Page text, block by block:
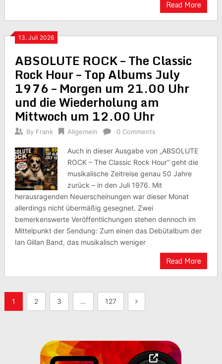
Read More
13. Juli 2026
ABSOLUTE ROCK – The Classic
Rock Hour – Top Albums July
1976 – Morgen um 21.00 Uhr
und die Wiederholung am
Mittwoch um 12.00 Uhr
By Frank Allgemein 0 Comments
Auch in dieser Ausgabe von „ABSOLUTE
ROCK – The Classic Rock Hour“ geht die
musikalische Zeitreise genau 50 Jahre
zurück – in den Juli 1976. Mit
herausragenden Neuerscheinungen war dieser Monat
allerdings nicht übermäßig gesegnet. Zwei
bemerkenswerte Veröffentlichungen stehen dennoch im
Mittelpunkt der Sendung: Zum einen das Debütalbum der
Ian Gillan Band, das musikalisch weniger
Read More
Seitennummerierung
Beiträge
1 2 3 … 127